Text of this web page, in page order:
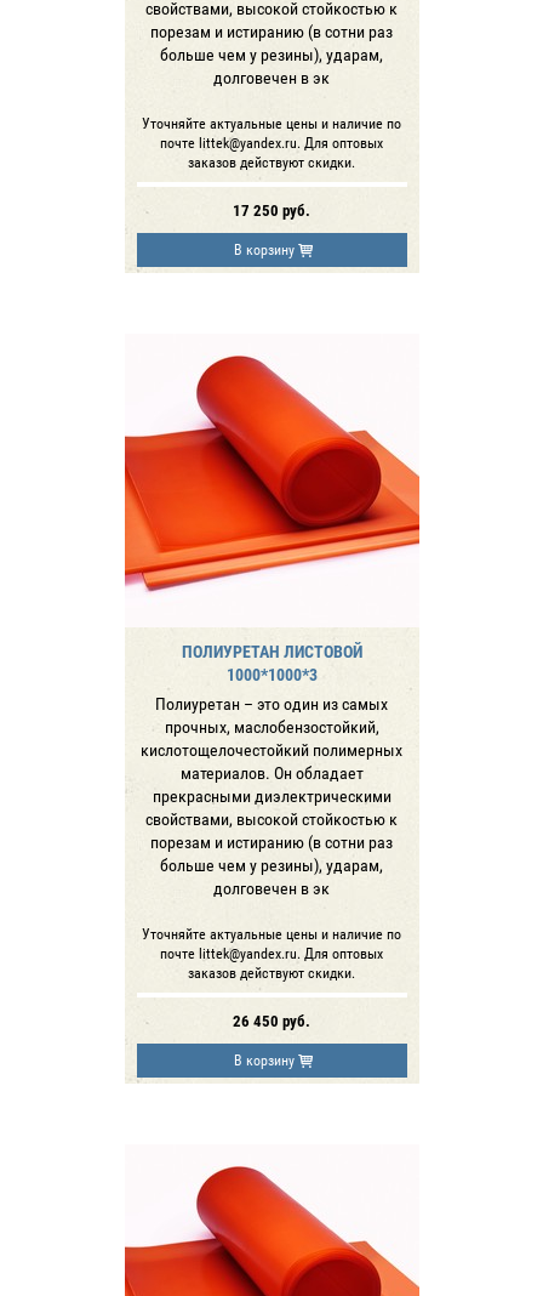
свойствами, высокой стойкостью к
порезам и истиранию (в сотни раз
больше чем у резины), ударам,
долговечен в эк
Уточняйте актуальные цены и наличие по
почте littek@yandex.ru. Для оптовых
заказов действуют скидки.
17 250 руб.
В корзину
ПОЛИУРЕТАН ЛИСТОВОЙ
1000*1000*3
Полиуретан – это один из самых
прочных, маслобензостойкий,
кислотощелочестойкий полимерных
материалов. Он обладает
прекрасными диэлектрическими
свойствами, высокой стойкостью к
порезам и истиранию (в сотни раз
больше чем у резины), ударам,
долговечен в эк
Уточняйте актуальные цены и наличие по
почте littek@yandex.ru. Для оптовых
заказов действуют скидки.
26 450 руб.
В корзину